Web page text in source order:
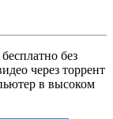
бесплатно без
через торрент
в высоком